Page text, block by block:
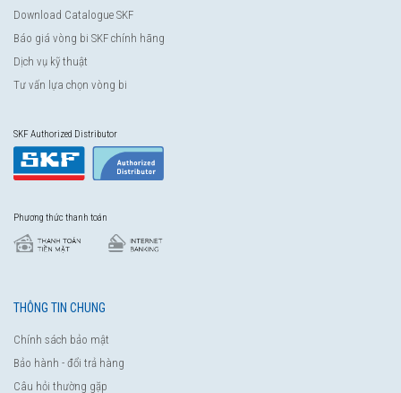
Download Catalogue SKF
Báo giá vòng bi SKF chính hãng
Dịch vụ kỹ thuật
Tư vấn lựa chọn vòng bi
SKF Authorized Distributor
Phương thức thanh toán
THÔNG TIN CHUNG
Chính sách bảo mật
Bảo hành - đổi trả hàng
Câu hỏi thường gặp